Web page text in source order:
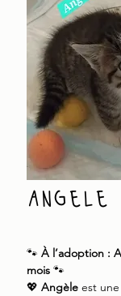
angele
🐾 À l’adoption :
mois 🐾
💖 Angèle est